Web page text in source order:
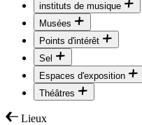
instituts de musique
Musées
Points d'intérêt
Sel
Espaces d'exposition
Théâtres
Lieux